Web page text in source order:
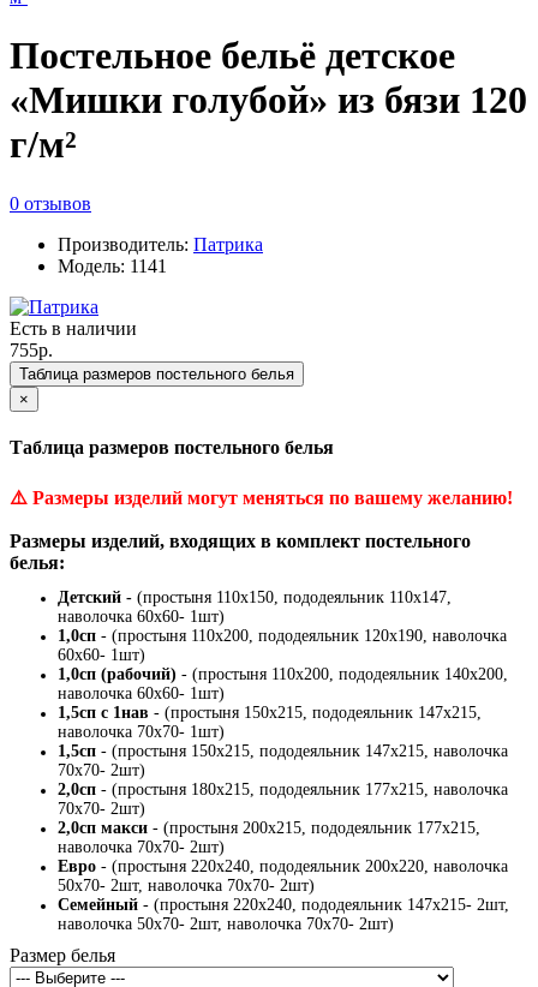
Постельное бельё детское
«Мишки голубой» из бязи 120
г/м²
0 отзывов
Производитель: Патрика
Модель: 1141
Есть в наличии
755р.
Таблица размеров постельного белья
×
Таблица размеров постельного белья
⚠️ Размеры изделий могут меняться по вашему желанию!
Размеры изделий, входящих в комплект постельного
белья:
Детский - (простыня 110х150, пододеяльник 110х147,
наволочка 60х60- 1шт)
1,0сп - (простыня 110х200, пододеяльник 120х190, наволочка
60х60- 1шт)
1,0сп (рабочий) - (простыня 110х200, пододеяльник 140х200,
наволочка 60х60- 1шт)
1,5сп с 1нав - (простыня 150х215, пододеяльник 147х215,
наволочка 70х70- 1шт)
1,5сп - (простыня 150х215, пододеяльник 147х215, наволочка
70х70- 2шт)
2,0сп - (простыня 180х215, пододеяльник 177х215, наволочка
70х70- 2шт)
2,0сп макси - (простыня 200х215, пододеяльник 177х215,
наволочка 70х70- 2шт)
Евро - (простыня 220х240, пододеяльник 200х220, наволочка
50х70- 2шт, наволочка 70х70- 2шт)
Семейный - (простыня 220х240, пододеяльник 147х215- 2шт,
наволочка 50х70- 2шт, наволочка 70х70- 2шт)
Размер белья